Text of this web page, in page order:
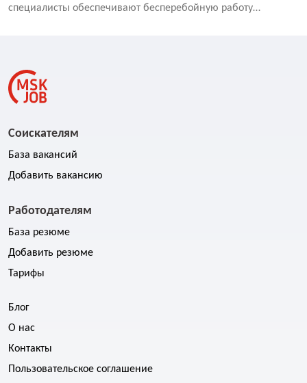
специалисты обеспечивают бесперебойную работу
пути к успешной карьере. Наш сервис по поиску работы
собрал тысячи актуальных предложений от прямых
работодателей со всей России.
Соискателям
База вакансий
Добавить вакансию
Работодателям
База резюме
Добавить резюме
Тарифы
Блог
О нас
Контакты
Пользовательское соглашение